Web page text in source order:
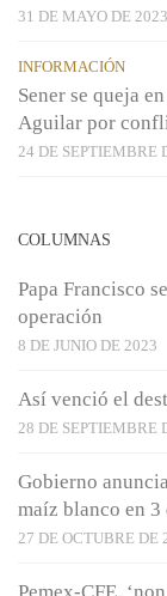
31 DE MAYO DE 2023
INFORMACIÓN
Sener se queja
Aguilar por
24 DE SEPTIEMBRE
COLUMNAS
Papa Francisco
operación
8 DE JUNIO DE 2023
Así venció el
28 DE SEPTIEMBRE
Gobierno
maíz blanco en 3
27 DE OCTUBRE DE